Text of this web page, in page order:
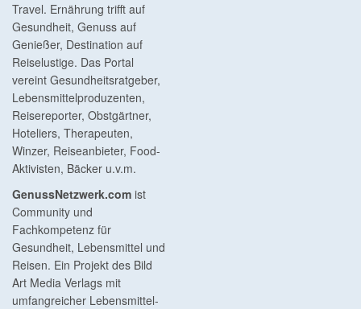
Travel. Ernährung trifft auf
Gesundheit, Genuss auf
Genießer, Destination auf
Reiselustige. Das Portal
vereint Gesundheitsratgeber,
Lebensmittelproduzenten,
Reisereporter, Obstgärtner,
Hoteliers, Therapeuten,
Winzer, Reiseanbieter, Food-
Aktivisten, Bäcker u.v.m.
GenussNetzwerk.com ist
Community und
Fachkompetenz für
Gesundheit, Lebensmittel und
Reisen. Ein Projekt des Bild
Art Media Verlags mit
umfangreicher Lebensmittel-